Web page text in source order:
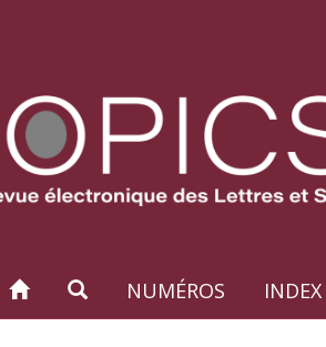
NUMÉROS INDEX